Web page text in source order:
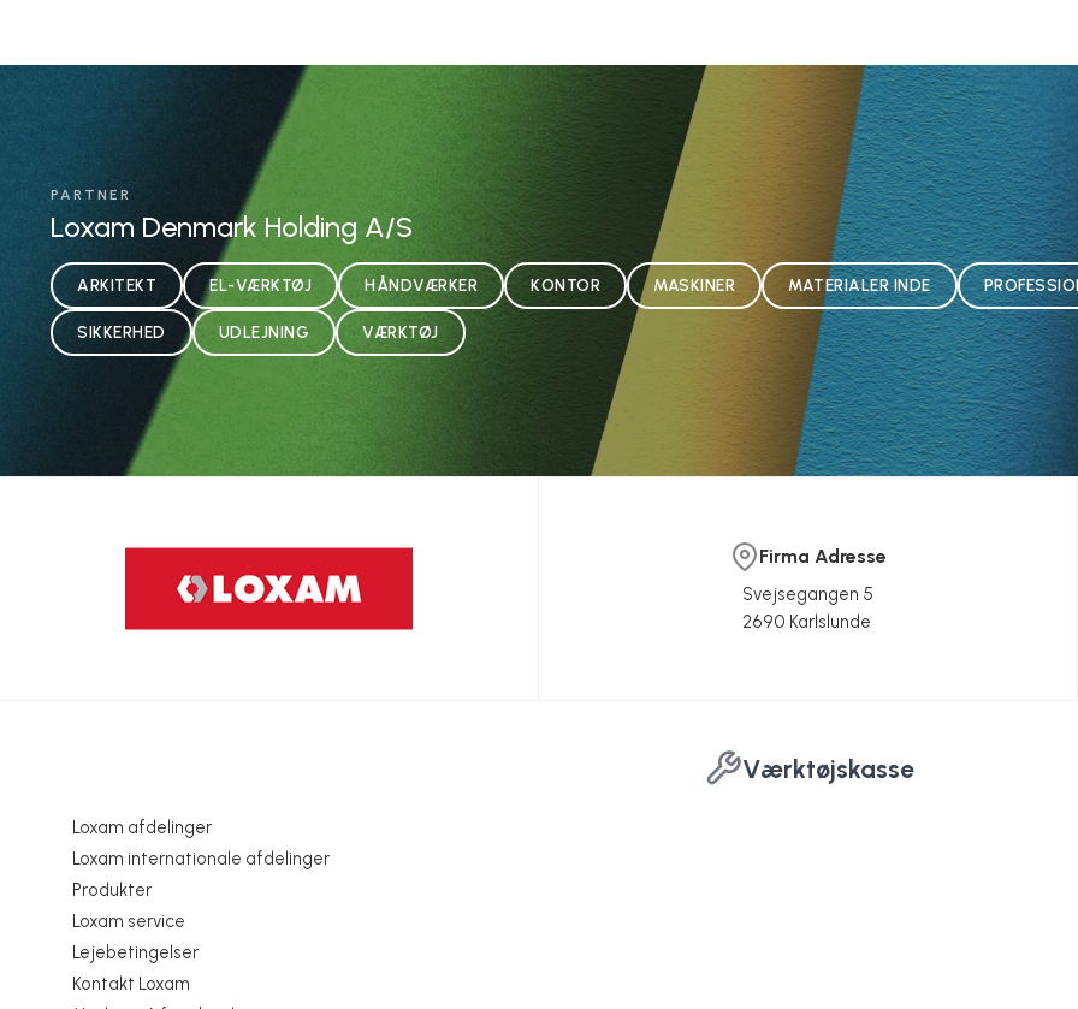
PARTNER
Loxam Denmark Holding A/S
ARKITEKT EL-VÆRKTØJ HÅNDVÆRKER KONTOR MASKINER MATERIALER INDE
SIKKERHED UDLEJNING VÆRKTØJ
Firma Adresse
Svejsegangen 5
2690 Karlslunde
Værktøjskasse
Loxam afdelinger
Loxam internationale afdelinger
Produkter
Loxam service
Lejebetingelser
Kontakt Loxam